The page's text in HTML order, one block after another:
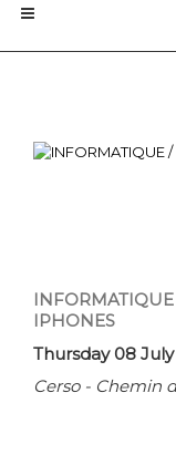
IPHONES
Thursday 08 July
Cerso - Chemin